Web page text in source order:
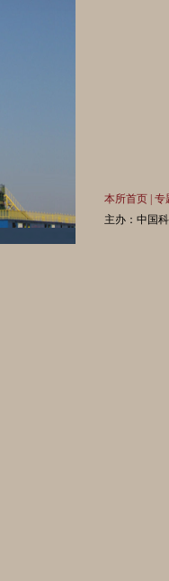
本所首页 专
主办：中国